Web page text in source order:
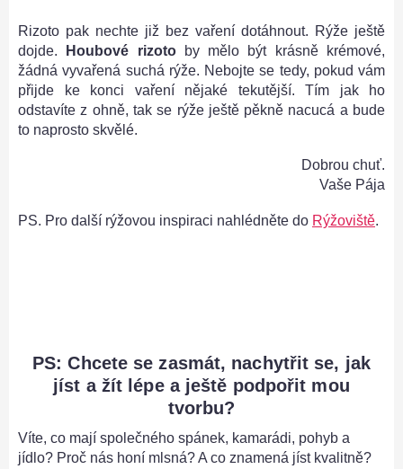
Rizoto pak nechte již bez vaření dotáhnout. Rýže ještě
dojde.
Houbové rizotoby mělo být krásně krémové,
žádná vyvařená suchá rýže. Nebojte se tedy, pokud vám
přijde ke konci vaření nějaké tekutější. Tím jak ho
odstavíte z ohně, tak se rýže ještě pěkně nacucá a bude
to naprosto skvělé.
Dobrou chuť.
Vaše Pája
PS. Pro další rýžovou inspiraci nahlédněte do Rýžoviště.
PS: Chcete se zasmát, nachytřit se, jak
jíst a žít lépe a ještě podpořit mou
tvorbu?
Víte, co mají společného spánek, kamarádi, pohyb a
jídlo? Proč nás honí mlsná? A co znamená jíst kvalitně?